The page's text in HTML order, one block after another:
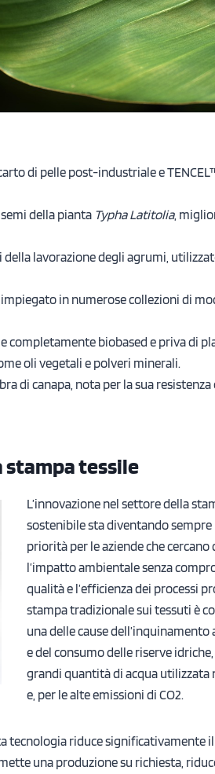
di pelle post-industriale e
della pianta Typha Latitolia,
lavorazione degli agrumi,
in numerose collezioni di
completamente biobased e priva di
oli vegetali e polveri minerali.
di canapa, nota per la sua resistenza
tessile
L’innovazione nel settore della
sostenibile sta diventando sempre
priorità per le aziende che
l’impatto ambientale senza
qualità e l’efficienza dei processi
stampa tradizionale sui tessuti è
una delle cause
e del consumo delle riserve
grandi quantità di acqua utilizzata
e, per le alte emissioni di CO2.
tecnologia riduce significativamente
una produzione su richiesta,